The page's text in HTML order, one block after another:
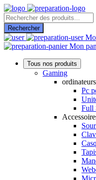
Recherche
de
produits
Rechercher
Mon
Tous nos produits
Gaming
ordinateurs
Pc
Full